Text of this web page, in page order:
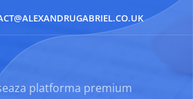
platforma premium